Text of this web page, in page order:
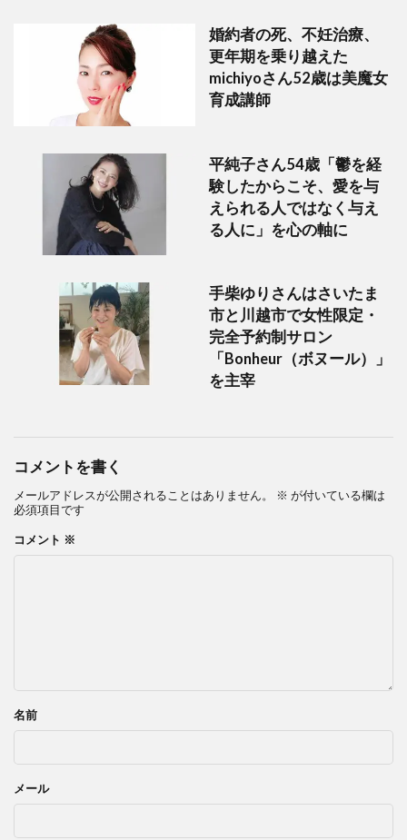
婚約者の死、不妊治療、
更年期を乗り越えた
michiyoさん52歳は美魔女
育成講師
平純子さん54歳「鬱を経
験したからこそ、愛を与
えられる人ではなく与え
る人に」を心の軸に
手柴ゆりさんはさいたま
市と川越市で女性限定・
完全予約制サロン
「Bonheur（ボヌール）」
を主宰
コメントを書く
メールアドレスが公開されることはありません。 ※ が付いている欄は
必須項目です
コメント ※
名前
メール